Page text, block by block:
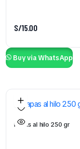
S/15.00
Buy via WhatsApp
Papas al hilo 250 gr